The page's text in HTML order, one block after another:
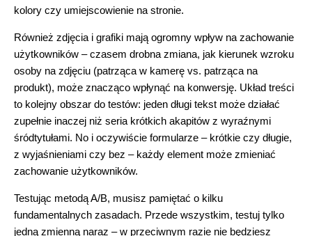
kolory czy umiejscowienie na stronie.
Również zdjęcia i grafiki mają ogromny wpływ na zachowanie
użytkowników – czasem drobna zmiana, jak kierunek wzroku
osoby na zdjęciu (patrząca w kamerę vs. patrząca na
produkt), może znacząco wpłynąć na konwersję. Układ treści
to kolejny obszar do testów: jeden długi tekst może działać
zupełnie inaczej niż seria krótkich akapitów z wyraźnymi
śródtytułami. No i oczywiście formularze – krótkie czy długie,
z wyjaśnieniami czy bez – każdy element może zmieniać
zachowanie użytkowników.
Testując metodą A/B, musisz pamiętać o kilku
fundamentalnych zasadach. Przede wszystkim, testuj tylko
jedną zmienną naraz – w przeciwnym razie nie będziesz